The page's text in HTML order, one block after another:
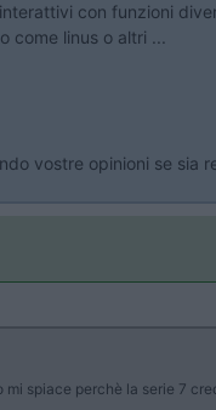
con funzioni
linus o altri ...
vostre opinioni se sia
spiace perchè la serie 7